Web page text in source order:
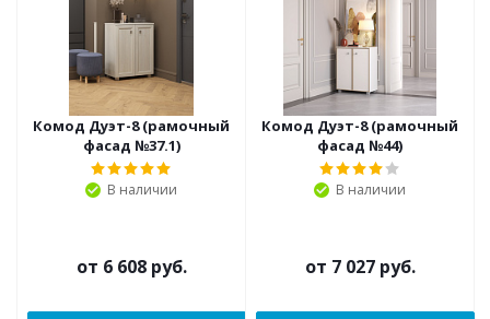
Комод Дуэт-8 (рамочный
фасад №37.1)
В наличии
от 6 608 руб.
Комод Дуэт-8 (рамочный
фасад №44)
В наличии
от 7 027 руб.